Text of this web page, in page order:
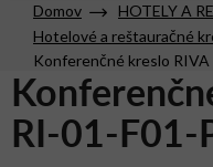
Domov
HOTELY A
Hotelové a reštauračné
Konferenčné kreslo
RI-01-F01-